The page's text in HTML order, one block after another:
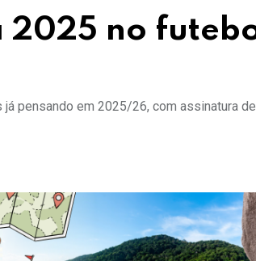
2025 no
pensando em 2025/26, com assinatura